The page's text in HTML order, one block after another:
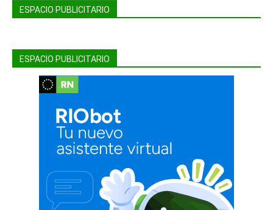
ESPACIO PUBLICITARIO
ESPACIO PUBLICITARIO